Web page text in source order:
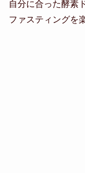
自分に合った酵素
ファスティングを